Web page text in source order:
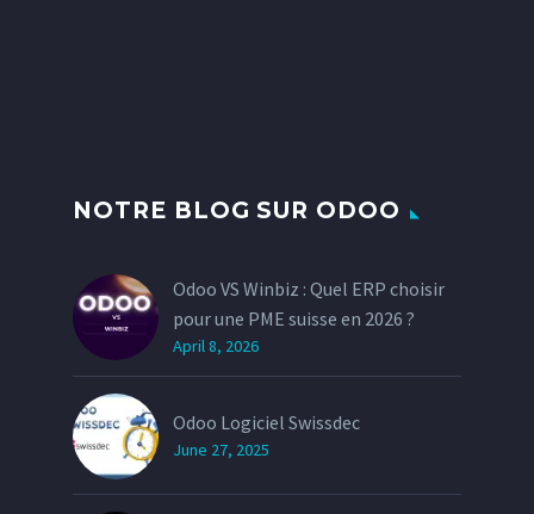
NOTRE BLOG SUR ODOO
Odoo VS Winbiz : Quel ERP choisir
pour une PME suisse en 2026 ?
April 8, 2026
Odoo Logiciel Swissdec
June 27, 2025